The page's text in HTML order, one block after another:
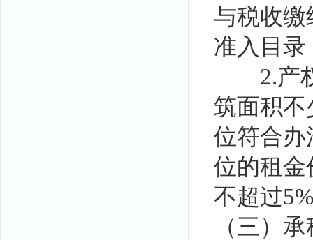
与税收缴
准入目
2.产权
筑面积不
位符合办
位的租金
不超过
（三）